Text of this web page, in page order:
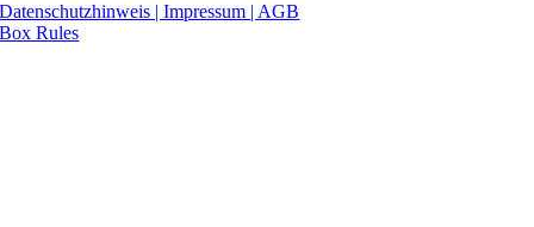
Datenschutzhinweis | Impressum | AGB
Box Rules